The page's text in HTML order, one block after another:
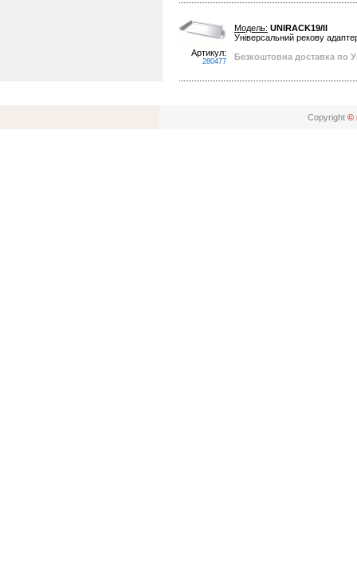
Артикул:
280477
Модель: UNIRACK19/II
Універсальний рекову
Безкоштовна доставка по
Copyright ©